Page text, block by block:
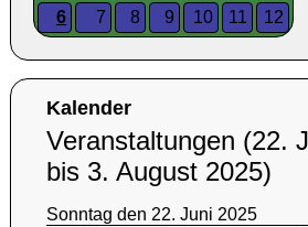
6
7 8 9 10 11 12
Kalender
Veranstaltungen (22.
bis 3. August 2025)
Sonntag den 22. Juni 2025